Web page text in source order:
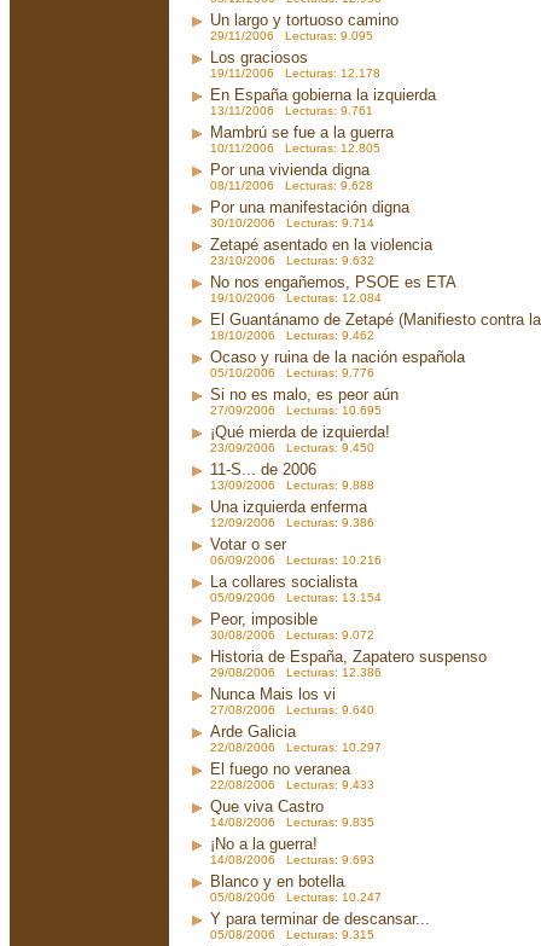
Un largo y tortuoso camino
29/11/2006 Lecturas: 9.095
Los graciosos
19/11/2006 Lecturas: 12.178
En España gobierna la izquierda
13/11/2006 Lecturas: 9.761
Mambrú se fue a la guerra
10/11/2006 Lecturas: 12.805
Por una vivienda digna
08/11/2006 Lecturas: 9.628
Por una manifestación digna
30/10/2006 Lecturas: 9.714
Zetapé asentado en la violencia
23/10/2006 Lecturas: 9.632
No nos engañemos, PSOE es ETA
19/10/2006 Lecturas: 12.084
El Guantánamo de Zetapé (Manifiesto contra
18/10/2006 Lecturas: 9.462
Ocaso y ruina de la nación española
05/10/2006 Lecturas: 9.776
Si no es malo, es peor aún
27/09/2006 Lecturas: 10.695
¡Qué mierda de izquierda!
23/09/2006 Lecturas: 9.450
11-S... de 2006
13/09/2006 Lecturas: 9.888
Una izquierda enferma
12/09/2006 Lecturas: 9.386
Votar o ser
06/09/2006 Lecturas: 10.216
La collares socialista
05/09/2006 Lecturas: 13.154
Peor, imposible
30/08/2006 Lecturas: 9.072
Historia de España, Zapatero suspenso
29/08/2006 Lecturas: 12.386
Nunca Mais los vi
27/08/2006 Lecturas: 9.640
Arde Galicia
22/08/2006 Lecturas: 10.297
El fuego no veranea
22/08/2006 Lecturas: 9.433
Que viva Castro
14/08/2006 Lecturas: 9.835
¡No a la guerra!
14/08/2006 Lecturas: 9.693
Blanco y en botella
05/08/2006 Lecturas: 10.247
Y para terminar de descansar...
05/08/2006 Lecturas: 9.315